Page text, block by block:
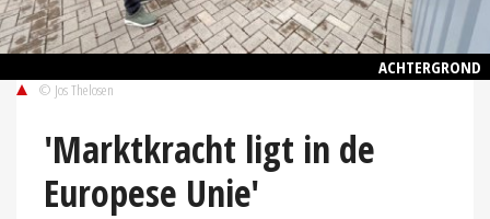
ACHTERGROND
© Jos Thelosen
'Marktkracht ligt in de
Europese Unie'